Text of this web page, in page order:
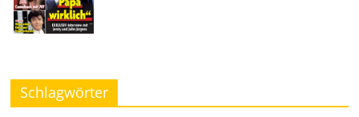
Schlagwörter